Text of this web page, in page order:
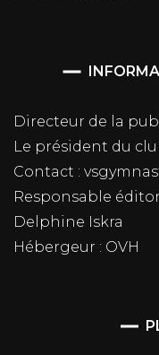
Directeur de la
Le président du
Contact :
Responsable
Delphine Iskra
Hébergeur : OVH